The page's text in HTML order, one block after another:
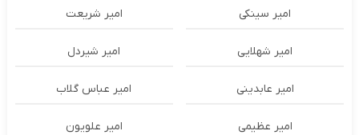
امیر سینکی امیر شریعت
امیر شهلایی امیر شیردل
امیر عابدینی امیر عباس گلاب
امیر عظیمی امیر علویون